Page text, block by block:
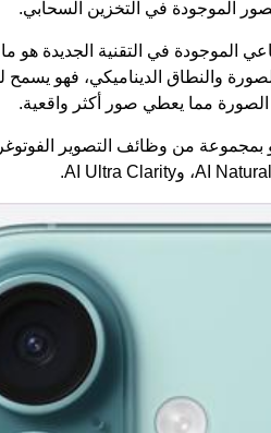
الموجودة في التخزين السحابي.
والنطاق الديناميكي، فهو يسمح
الصورة مما يعطي صور أكثر واقعية.